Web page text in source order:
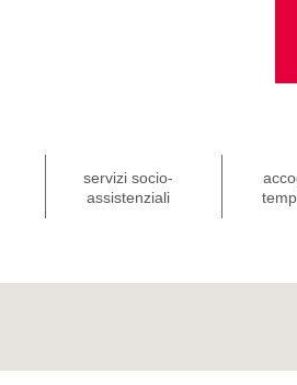
servizi socio-
assistenziali